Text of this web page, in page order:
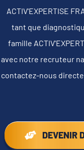
ACTIV'EXPERTISE
tant que
famille
avec notre recruteur
contactez-nous
DEVENIR